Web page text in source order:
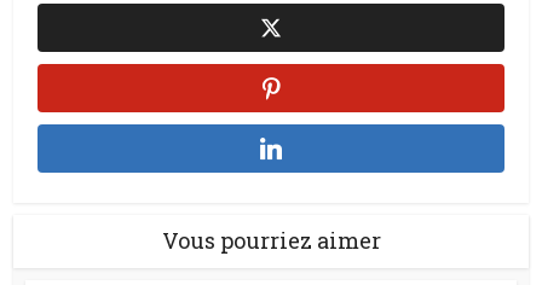
Vous pourriez aimer